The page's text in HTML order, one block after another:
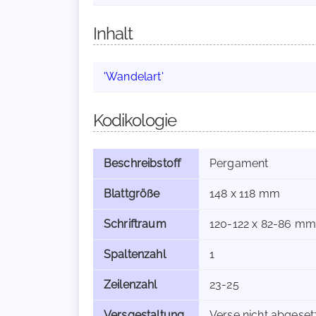
Inhalt
'Wandelart'
Kodikologie
Beschreibstoff Pergament
Blattgröße 148 x 118 mm
Schriftraum 120-122 x 82-86 mm
Spaltenzahl 1
Zeilenzahl 23-25